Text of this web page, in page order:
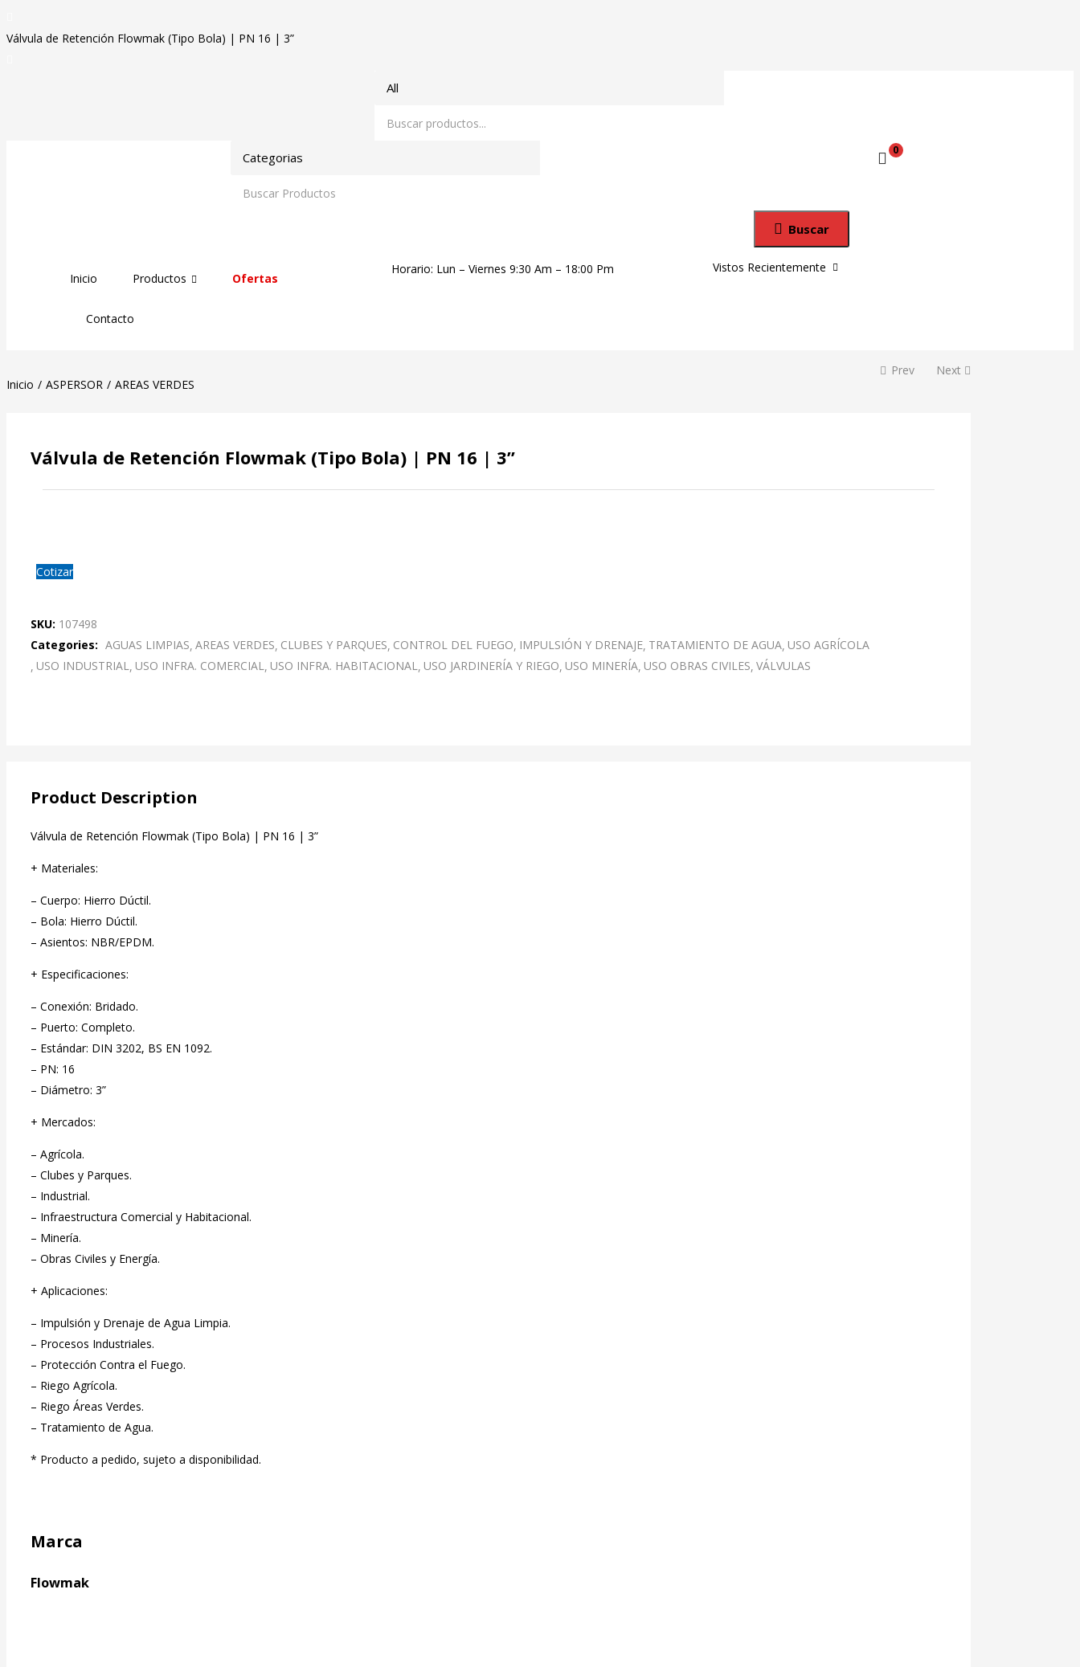
Válvula de Retención Flowmak (Tipo Bola) | PN 16 | 3”
Buscar
0
Inicio Productos Ofertas
Contacto
Horario: Lun – Viernes 9:30 Am – 18:00 Pm Vistos Recientemente
Inicio ASPERSOR AREAS VERDES
Prev Next
Válvula de Retención Flowmak (Tipo Bola) | PN 16 | 3”
Cotizar
SKU: 107498
Categories: AGUAS LIMPIAS AREAS VERDES CLUBES Y PARQUES CONTROL DEL FUEGO IMPULSIÓN Y DRENAJE TRATAMIENTO DE AGUA USO AGRÍCOLA
USO INDUSTRIAL USO INFRA. COMERCIAL USO INFRA. HABITACIONAL USO JARDINERÍA Y RIEGO USO MINERÍA USO OBRAS CIVILES VÁLVULAS
Product Description
Válvula de Retención Flowmak (Tipo Bola) | PN 16 | 3”
+ Materiales:
– Cuerpo: Hierro Dúctil.
– Bola: Hierro Dúctil.
– Asientos: NBR/EPDM.
+ Especificaciones:
– Conexión: Bridado.
– Puerto: Completo.
– Estándar: DIN 3202, BS EN 1092.
– PN: 16
– Diámetro: 3”
+ Mercados:
– Agrícola.
– Clubes y Parques.
– Industrial.
– Infraestructura Comercial y Habitacional.
– Minería.
– Obras Civiles y Energía.
+ Aplicaciones:
– Impulsión y Drenaje de Agua Limpia.
– Procesos Industriales.
– Protección Contra el Fuego.
– Riego Agrícola.
– Riego Áreas Verdes.
– Tratamiento de Agua.
* Producto a pedido, sujeto a disponibilidad.
Marca
Flowmak